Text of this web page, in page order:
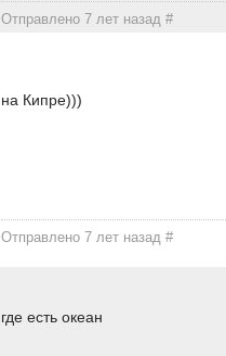
Отправлено 7 лет назад#
на Кипре)))
Отправлено 7 лет назад#
где есть океан